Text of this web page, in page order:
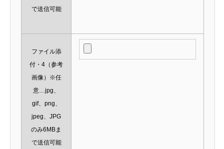
で送信可能
ファイル添
付・4（参考
画像）※任
意…jpg、
gif、png、
jpeg、JPG
のみ6MBま
で送信可能